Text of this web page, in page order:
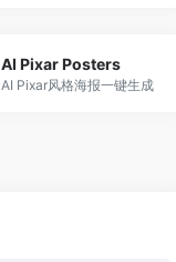
AI Pixar Posters
AI Pixar风格海报一键生成